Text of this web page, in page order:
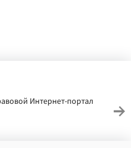
Интернет-портал